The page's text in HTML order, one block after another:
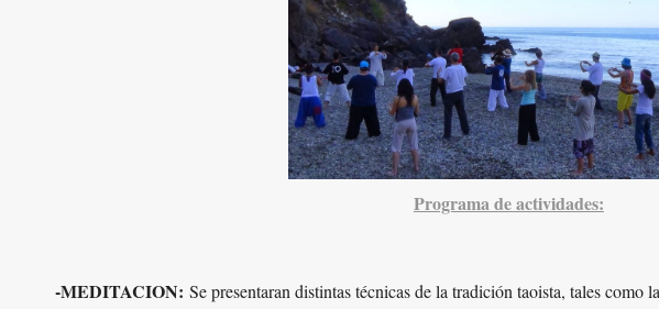
Programa de actividades:
-MEDITACION: Se presentaran distintas técnicas de la tradición taoista, tales como